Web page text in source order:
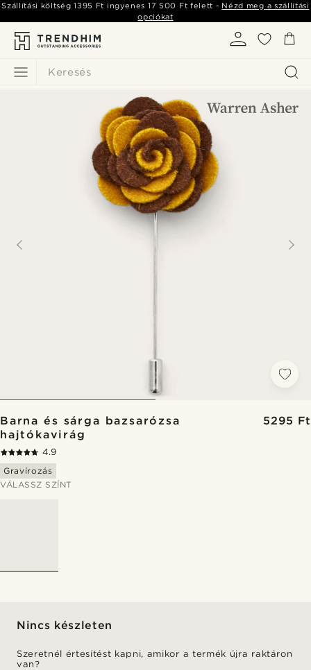
Keresés
Szállítási költség1395 Ft ingyenes 17 500 Ft felett - Nézd meg a szállítási
opciókat
Barna és sárga bazsarózsa
hajtókavirág
5295 Ft
4.9
Gravírozás
VÁLASSZ SZÍNT
Nincs készleten
Szeretnél értesítést kapni, amikor a termék újra raktáron
van?